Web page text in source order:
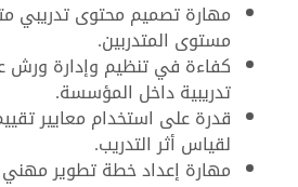
مهارة تصميم محتوى تدريبي
مستوى المتدربين.
كفاءة في تنظيم وإدارة ورش
تدريبية داخل المؤسسة.
قدرة على استخدام معايير
لقياس أثر التدريب.
مهارة إعداد خطة تطوير